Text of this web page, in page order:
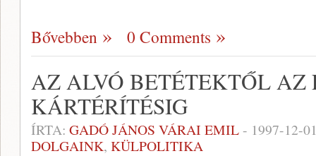
Bővebben 0 Comments
AZ ALVÓ BETÉTEKTŐL AZ
KÁRTÉRÍTÉSIG
ÍRTA: GADÓ JÁNOS VÁRAI EMIL- 1997-12-
DOLGAINK, KÜLPOLITIKA